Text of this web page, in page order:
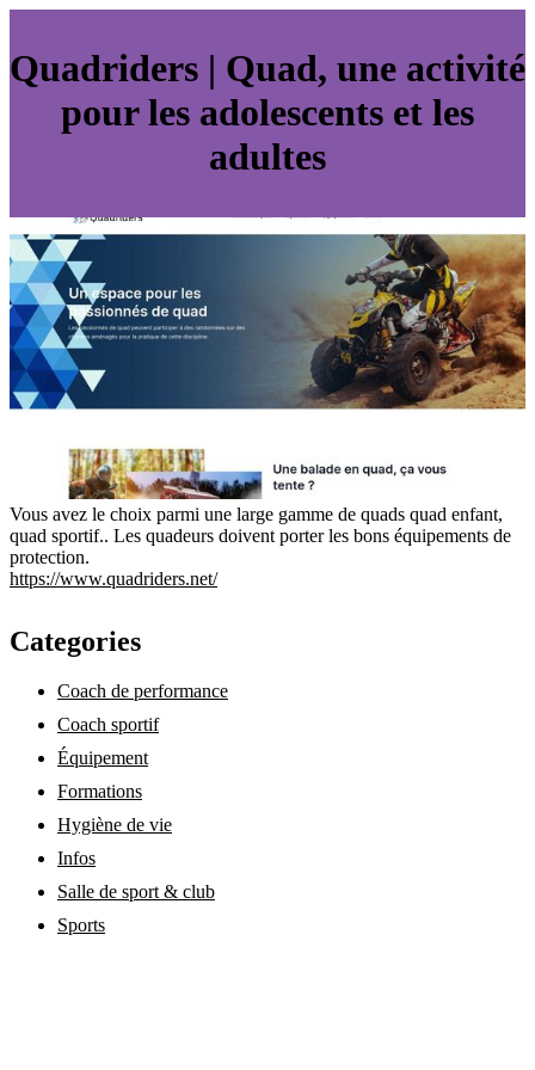
Quadriders | Quad, une activité
pour les adolescents et les
adultes
Vous avez le choix parmi une large gamme de quads quad enfant,
quad sportif.. Les quadeurs doivent porter les bons équipements de
protection.
https://www.quadriders.net/
Categories
Coach de performance
Coach sportif
Équipement
Formations
Hygiène de vie
Infos
Salle de sport & club
Sports